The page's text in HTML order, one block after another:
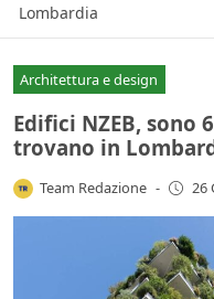
Lombardia
Architettura e design
Edifici NZEB, sono
trovano in
Team Redazione - 26